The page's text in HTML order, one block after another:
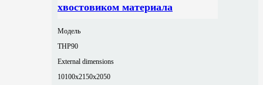
хвостовиком материала
Модель
THP90
External dimensions
10100x2150x2050